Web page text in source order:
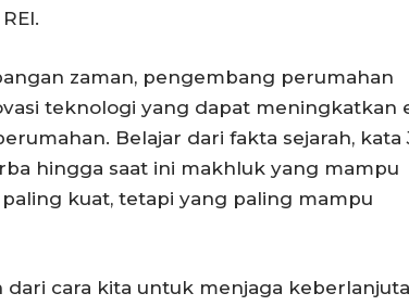
zaman, pengembang perumahan
teknologi yang dapat meningkatkan
Belajar dari fakta sejarah, kata
hingga saat ini makhluk yang mampu
kuat, tetapi yang paling mampu
dari cara kita untuk menjaga